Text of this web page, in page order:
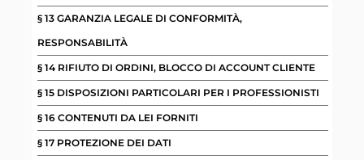
§ 13 GARANZIA LEGALE DI CONFORMITÀ,
RESPONSABILITÀ
§ 14 RIFIUTO DI ORDINI, BLOCCO DI ACCOUNT CLIENTE
§ 15 DISPOSIZIONI PARTICOLARI PER I PROFESSIONISTI
§ 16 CONTENUTI DA LEI FORNITI
§ 17 PROTEZIONE DEI DATI